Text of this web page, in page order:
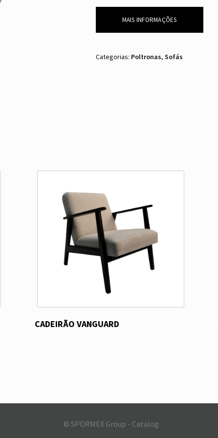
MAIS INFORMAÇÕES
Categorias: Poltronas, Sofás
CADEIRÃO VANGUARD
© SPORMEX Group - Catalog